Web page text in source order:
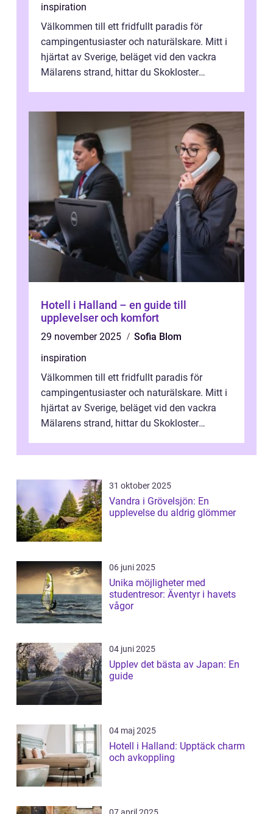
inspiration
Välkommen till ett fridfullt paradis för
campingentusiaster och naturälskare. Mitt i
hjärtat av Sverige, beläget vid den vackra
Mälarens strand, hittar du Skokloster
Hotell i Halland – en guide till
upplevelser och komfort
29 november 2025
Sofia Blom
inspiration
Välkommen till ett fridfullt paradis för
campingentusiaster och naturälskare. Mitt i
hjärtat av Sverige, beläget vid den vackra
Mälarens strand, hittar du Skokloster
31 oktober 2025
Vandra i Grövelsjön: En
upplevelse du aldrig glömmer
06 juni 2025
Unika möjligheter med
studentresor: Äventyr i havets
vågor
04 juni 2025
Upplev det bästa av Japan: En
guide
04 maj 2025
Hotell i Halland: Upptäck charm
och avkoppling